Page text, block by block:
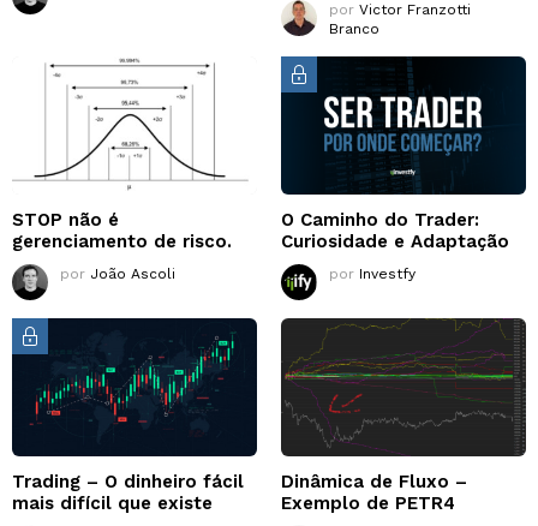
por Victor Franzotti
Branco
STOP não é
gerenciamento de risco.
por João Ascoli
O Caminho do Trader:
Curiosidade e Adaptação
por Investfy
Trading – O dinheiro fácil
mais difícil que existe
Dinâmica de Fluxo –
Exemplo de PETR4